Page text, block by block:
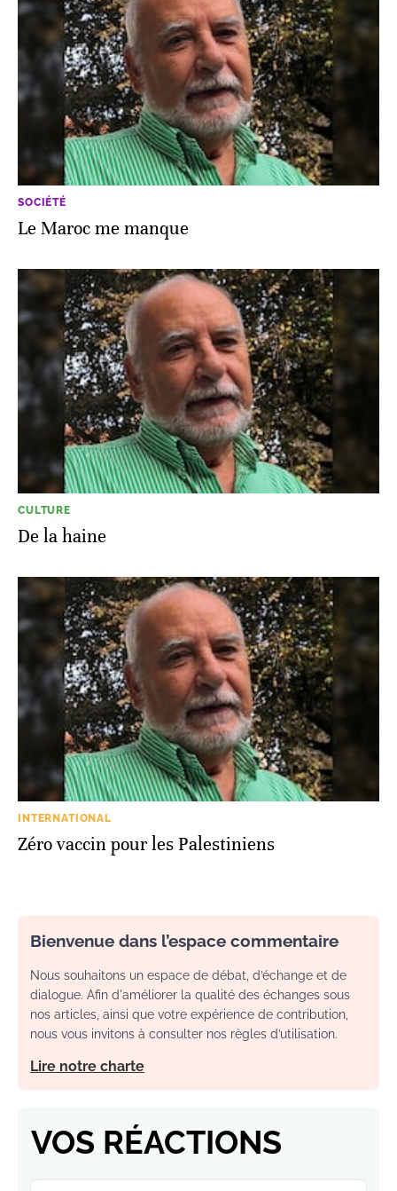
SOCIÉTÉ
Le Maroc me manque
CULTURE
De la haine
INTERNATIONAL
Zéro vaccin pour les Palestiniens
Bienvenue dans l’espace commentaire
Nous souhaitons un espace de débat, d’échange et de
dialogue. Afin d'améliorer la qualité des échanges sous
nos articles, ainsi que votre expérience de contribution,
nous vous invitons à consulter nos règles d’utilisation.
Lire notre charte
VOS RÉACTIONS